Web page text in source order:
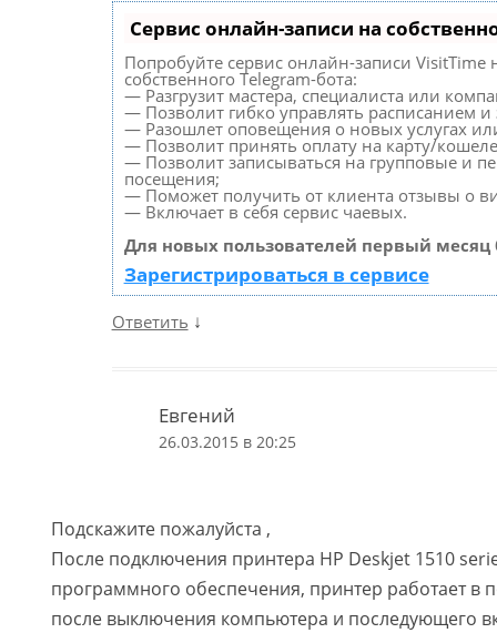
Сервис онлайн-записи на
Попробуйте сервис онлайн-записи VisitTime
собственного Telegram-бота:
— Разгрузит мастера, специалиста или
— Позволит гибко управлять расписанием и
— Разошлет оповещения о новых услугах
— Позволит принять оплату на карту/
— Позволит записываться на групповые и
посещения;
— Поможет получить от клиента отзывы о
— Включает в себя сервис чаевых.
Для новых пользователей первый месяц
Зарегистрироваться в сервисе
Ответить ↓
Евгений
26.03.2015 в 20:25
Подскажите пожалуйста ,
После подключения принтера HP Deskjet 1510
программного обеспечения, принтер работает в
после выключения компьютера и последующего